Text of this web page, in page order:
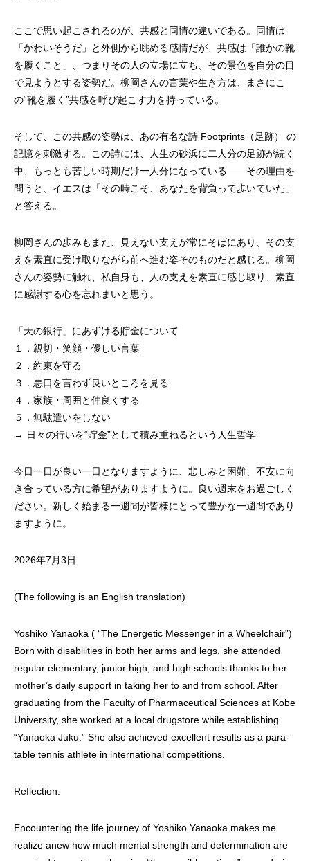
ここで思い起こされるのが、共感と同情の違いである。同情は
「かわいそうだ」と外側から眺める感情だが、共感は「誰かの靴
を履くこと」、つまりその人の立場に立ち、その景色を自分の目
で見ようとする姿勢だ。柳岡さんの言葉や生き方は、まさにこ
の“靴を履く”共感を呼び起こす力を持っている。
そして、この共感の姿勢は、あの有名な詩 Footprints（足跡） の
記憶を刺激する。この詩には、人生の砂浜に二人分の足跡が続く
中、もっとも苦しい時期だけ一人分になっている——その理由を
問うと、イエスは「その時こそ、あなたを背負って歩いていた」
と答える。
柳岡さんの歩みもまた、見えない支えが常にそばにあり、その支
えを素直に受け取りながら前へ進む姿そのものだと感じる。柳岡
さんの姿勢に触れ、私自身も、人の支えを素直に感じ取り、素直
に感謝する心を忘れまいと思う。
「天の銀行」にあずける貯金について
１．親切・笑顔・優しい言葉
２．約束を守る
３．悪口を言わず良いところを見る
４．家族・周囲と仲良くする
５．無駄遣いをしない
→ 日々の行いを“貯金”として積み重ねるという人生哲学
今日一日が良い一日となりますように、悲しみと困難、不安に向
き合っている方に希望がありますように。良い週末をお過ごしく
ださい。新しく始まる一週間が皆様にとって豊かな一週間であり
ますように。
2026年7月3日
(The following is an English translation)
Yoshiko Yanaoka ( “The Energetic Messenger in a Wheelchair”)
Born with disabilities in both her arms and legs, she attended
regular elementary, junior high, and high schools thanks to her
mother’s daily support in taking her to and from school. After
graduating from the Faculty of Pharmaceutical Sciences at Kobe
University, she worked at a local drugstore while establishing
“Yanaoka Juku.” She also achieved excellent results as a para-
table tennis athlete in international competitions.
Reflection:
Encountering the life journey of Yoshiko Yanaoka makes me
realize anew how much mental strength and determination are